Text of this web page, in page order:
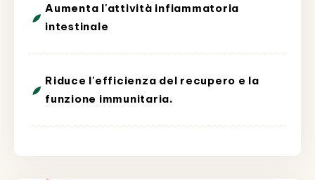
Aumenta l'attività infiammatoria
intestinale
Riduce l'efficienza del recupero e la
funzione immunitaria.